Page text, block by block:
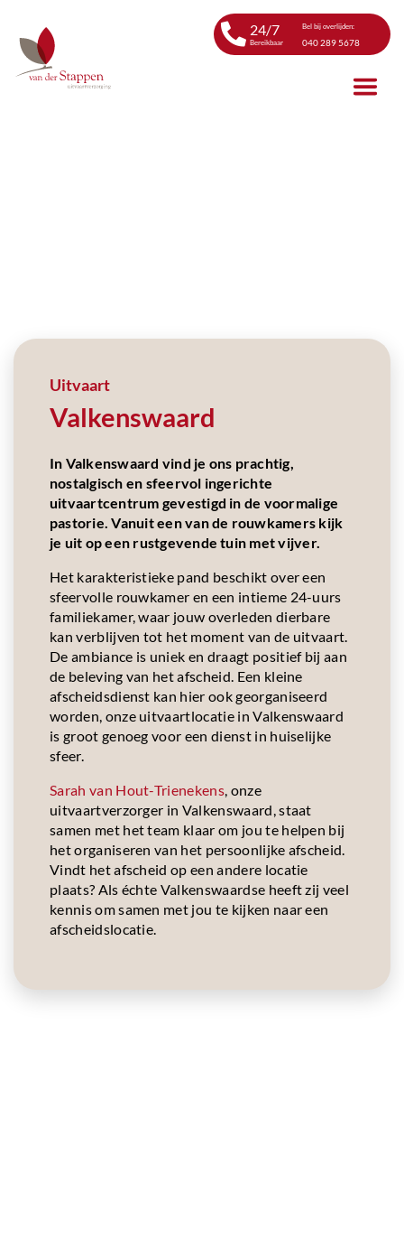
24/7
Bereikbaar
Bel bij overlijden:
040 289 5678
Uitvaart
Valkenswaard
In Valkenswaard vind je ons prachtig,
nostalgisch en sfeervol ingerichte
uitvaartcentrum gevestigd in de voormalige
pastorie. Vanuit een van de rouwkamers kijk
je uit op een rustgevende tuin met vijver.
Het karakteristieke pand beschikt over een
sfeervolle rouwkamer en een intieme 24-uurs
familiekamer, waar jouw overleden dierbare
kan verblijven tot het moment van de uitvaart.
De ambiance is uniek en draagt positief bij aan
de beleving van het afscheid. Een kleine
afscheidsdienst kan hier ook georganiseerd
worden, onze uitvaartlocatie in Valkenswaard
is groot genoeg voor een dienst in huiselijke
sfeer.
Sarah van Hout-Trienekens, onze
uitvaartverzorger in Valkenswaard, staat
samen met het team klaar om jou te helpen bij
het organiseren van het persoonlijke afscheid.
Vindt het afscheid op een andere locatie
plaats? Als échte Valkenswaardse heeft zij veel
kennis om samen met jou te kijken naar een
afscheidslocatie.